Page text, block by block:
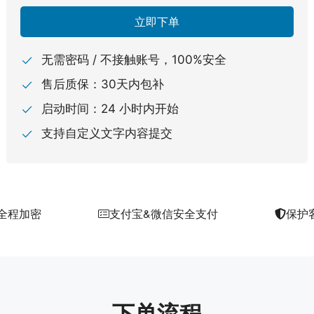
立即下单
无需密码 / 不接触账号，100%安全
售后质保：30天内包补
启动时间：24 小时内开始
支持自定义文字内容提交
程加密 支付宝&微信安全支付 保护